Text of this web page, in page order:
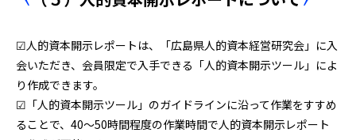
☑人的資本開示レポートは、「広島県人的資本経営研究会」に入
会いただき、会員限定で入手できる「人的資本開示ツール」によ
り作成できます。
☑「人的資本開示ツール」のガイドラインに沿って作業をすすめ
ることで、40～50時間程度の作業時間で人的資本開示レポート